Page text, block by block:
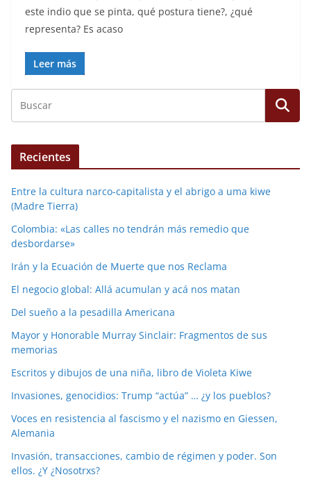
este indio que se pinta, qué postura tiene?, ¿qué
representa? Es acaso
Leer más
Recientes
Entre la cultura narco-capitalista y el abrigo a uma kiwe
(Madre Tierra)
Colombia: «Las calles no tendrán más remedio que
desbordarse»
Irán y la Ecuación de Muerte que nos Reclama
El negocio global: Allá acumulan y acá nos matan
Del sueño a la pesadilla Americana
Mayor y Honorable Murray Sinclair: Fragmentos de sus
memorias
Escritos y dibujos de una niña, libro de Violeta Kiwe
Invasiones, genocidios: Trump “actúa” … ¿y los pueblos?
Voces en resistencia al fascismo y el nazismo en Giessen,
Alemania
Invasión, transacciones, cambio de régimen y poder. Son
ellos. ¿Y ¿Nosotrxs?